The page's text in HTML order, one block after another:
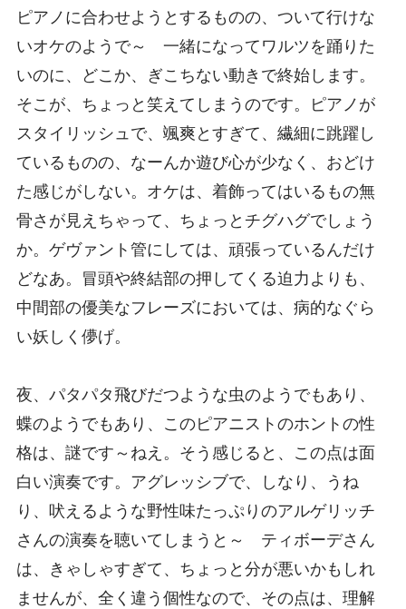
ピアノに合わせようとするものの、ついて行けな
いオケのようで～ 一緒になってワルツを踊りた
いのに、どこか、ぎこちない動きで終始します。
そこが、ちょっと笑えてしまうのです。ピアノが
スタイリッシュで、颯爽とすぎて、繊細に跳躍し
ているものの、なーんか遊び心が少なく、おどけ
た感じがしない。オケは、着飾ってはいるもの無
骨さが見えちゃって、ちょっとチグハグでしょう
か。ゲヴァント管にしては、頑張っているんだけ
どなあ。冒頭や終結部の押してくる迫力よりも、
中間部の優美なフレーズにおいては、病的なぐら
い妖しく儚げ。
夜、パタパタ飛びだつような虫のようでもあり、
蝶のようでもあり、このピアニストのホントの性
格は、謎です～ねえ。そう感じると、この点は面
白い演奏です。アグレッシブで、しなり、うね
り、吠えるような野性味たっぷりのアルゲリッチ
さんの演奏を聴いてしまうと～ ティボーデさん
は、きゃしゃすぎて、ちょっと分が悪いかもしれ
ませんが、全く違う個性なので、その点は、理解